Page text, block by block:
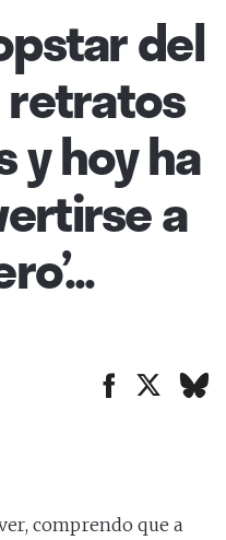
del
retratos
y hoy ha
a
comprendo que a